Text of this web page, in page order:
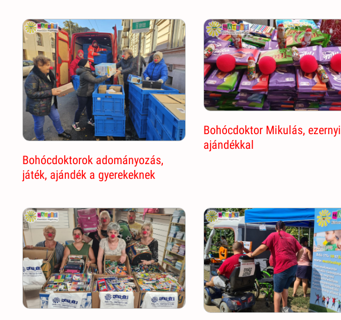
Bohócdoktorok adományozás,
játék, ajándék a gyerekeknek
Bohócdoktor Mikulás, ezernyi
ajándékkal